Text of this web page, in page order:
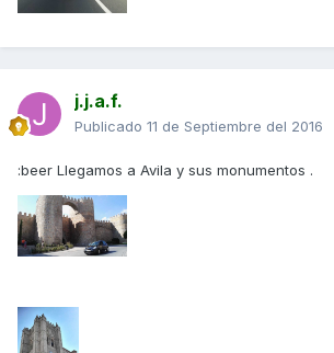
j.j.a.f.
Publicado 11 de Septiembre del 2016
:beer Llegamos a Avila y sus monumentos .